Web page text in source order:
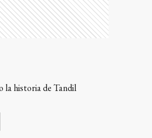
la historia de Tandil